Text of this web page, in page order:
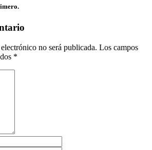
no será publicada. Los campos
*